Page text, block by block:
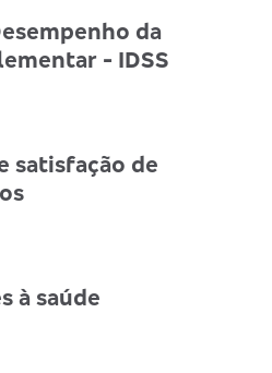
da
- IDSS
satisfação de
à saúde